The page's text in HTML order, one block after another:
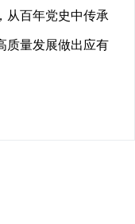
从百年党史中传承
质量发展做出应有